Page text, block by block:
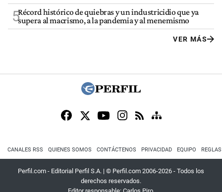
5Récord histórico de quiebras y un industricidio que ya
supera al macrismo, a la pandemia y al menemismo
VER MÁS
CANALES RSS QUIENES SOMOS CONTÁCTENOS PRIVACIDAD EQUIPO
Perfil.com - Editorial Perfil S.A. | © Perfil.com 2006-2026 - Todos los
derechos reservados.